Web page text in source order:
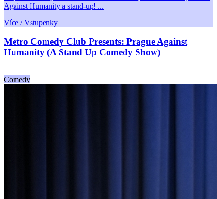
Against Humanity a stand-up! ...
Více / Vstupenky
Metro Comedy Club Presents: Prague Against
Humanity (A Stand Up Comedy Show)
Comedy